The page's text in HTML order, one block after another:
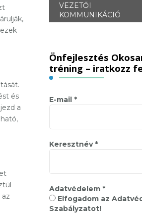
és
a
VEZETŐI
KOMMUNIKÁCIÓ
Önfejlesztés
tréning – iratkozz
E-mail *
Keresztnév *
Adatvédelem *
Elfogadom az
Szabályzatot!